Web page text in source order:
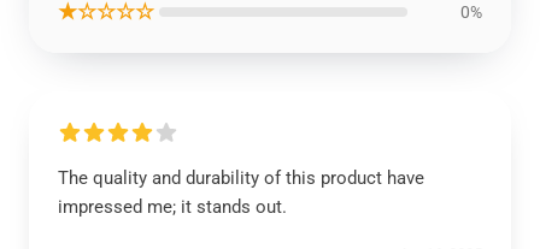
★☆☆☆☆ 0%
The quality and durability of this product have
impressed me; it stands out.